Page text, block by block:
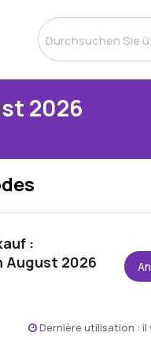
2026
:
August 2026
Dernière utilisation : il